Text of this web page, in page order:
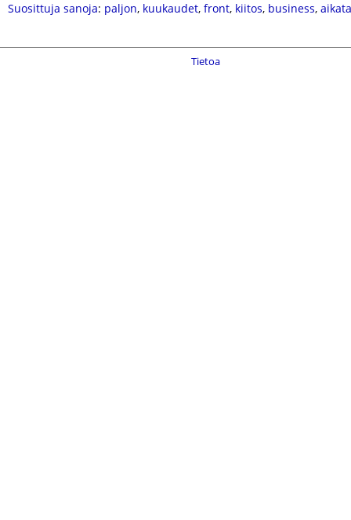
Suosittuja sanoja: paljon, kuukaudet, front, kiitos, business,
Tietoa